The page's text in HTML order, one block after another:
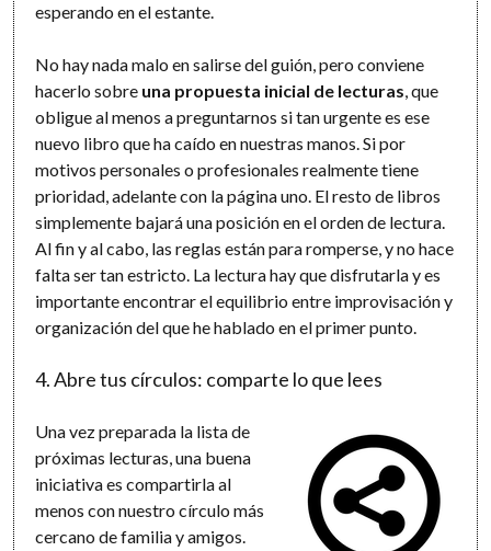
esperando en el estante.
No hay nada malo en salirse del guión, pero conviene
hacerlo sobre una propuesta inicial de lecturas, que
obligue al menos a preguntarnos si tan urgente es ese
nuevo libro que ha caído en nuestras manos. Si por
motivos personales o profesionales realmente tiene
prioridad, adelante con la página uno. El resto de libros
simplemente bajará una posición en el orden de lectura.
Al fin y al cabo, las reglas están para romperse, y no hace
falta ser tan estricto. La lectura hay que disfrutarla y es
importante encontrar el equilibrio entre improvisación y
organización del que he hablado en el primer punto.
4. Abre tus círculos: comparte lo que lees
Una vez preparada la lista de
próximas lecturas, una buena
iniciativa es compartirla al
menos con nuestro círculo más
cercano de familia y amigos.